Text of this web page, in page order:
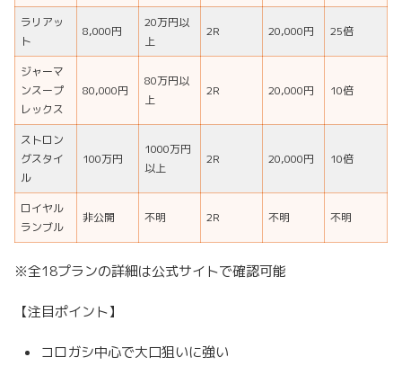
ラリアッ
ト
8,000円
20万円以
上
2R 20,000円 25倍
ジャーマ
ンスープ
レックス
80,000円
80万円以
上
2R 20,000円 10倍
ストロン
グスタイ
ル
100万円
1000万円
以上
2R 20,000円 10倍
ロイヤル
ランブル
非公開 不明 2R 不明 不明
※全18プランの詳細は公式サイトで確認可能
【注目ポイント】
コロガシ中心で大口狙いに強い